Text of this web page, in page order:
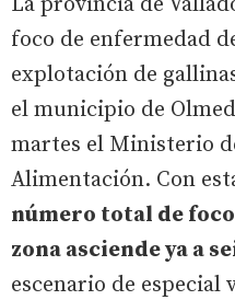
foco de enfermedad
explotación de
el municipio de
martes el Ministerio
Alimentación. Con
número total de
zona asciende ya a
escenario de